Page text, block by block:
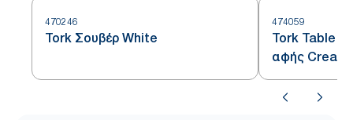
470246
Tork Σουβέρ White
474059
Tork Table
αφής Cream